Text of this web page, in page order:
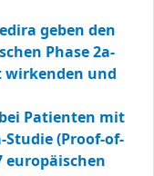
geben den
Phase 2a-
wirkenden und
Patienten mit
(Proof-of-
europäischen